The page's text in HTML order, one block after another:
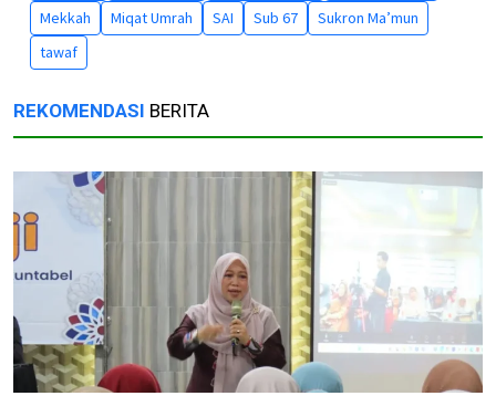
Mekkah
Miqat Umrah SAI Sub 67
Sukron Ma’mun
tawaf
REKOMENDASI BERITA